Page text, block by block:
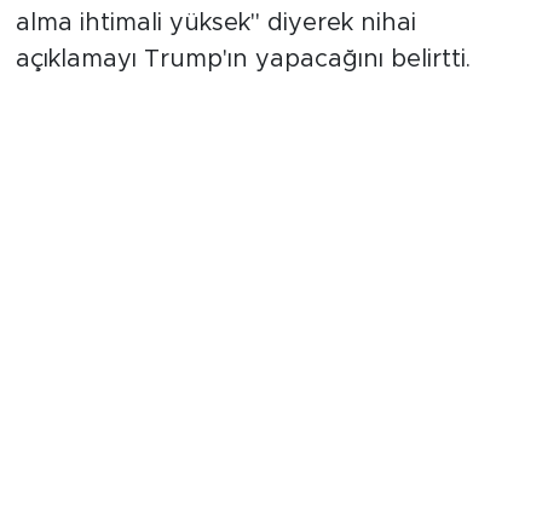
birkaç saat içinde dünyanın iyi haberler
alma ihtimali yüksek" diyerek nihai